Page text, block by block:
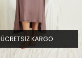
ÜCRETSIZ KARGO